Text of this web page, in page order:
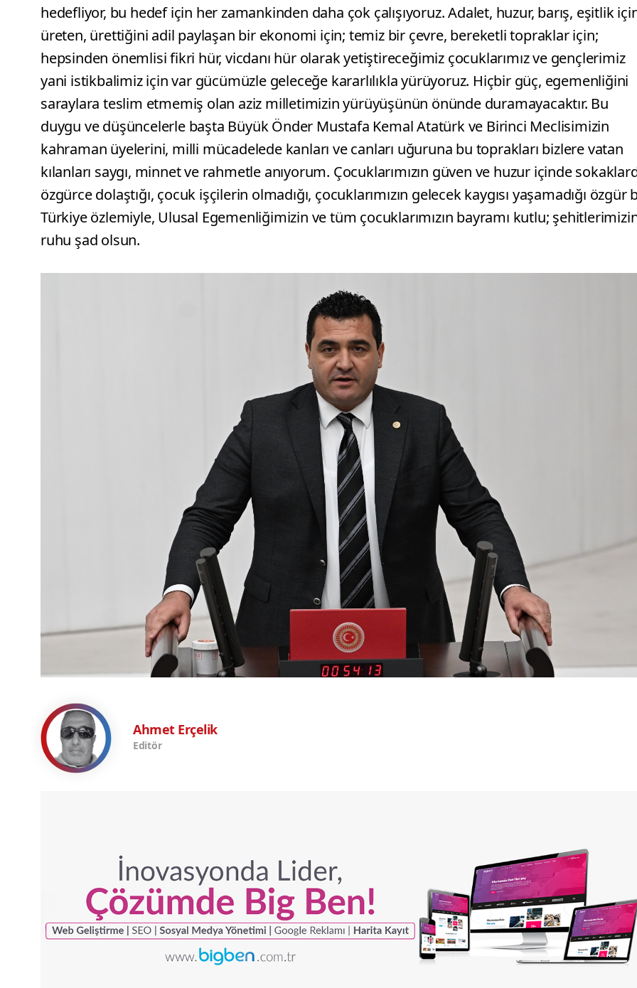
hedefliyor, bu hedef için her zamankinden daha çok çalışıyoruz. Adalet, huzur, barış, eşitlik
üreten, ürettiğini adil paylaşan bir ekonomi için; temiz bir çevre, bereketli topraklar için;
hepsinden önemlisi fikri hür, vicdanı hür olarak yetiştireceğimiz çocuklarımız ve gençlerimiz
yani istikbalimiz için var gücümüzle geleceğe kararlılıkla yürüyoruz. Hiçbir güç, egemenliğini
saraylara teslim etmemiş olan aziz milletimizin yürüyüşünün önünde duramayacaktır. Bu
duygu ve düşüncelerle başta Büyük Önder Mustafa Kemal Atatürk ve Birinci Meclisimizin
kahraman üyelerini, milli mücadelede kanları ve canları uğuruna bu toprakları bizlere vatan
kılanları saygı, minnet ve rahmetle anıyorum. Çocuklarımızın güven ve huzur içinde
özgürce dolaştığı, çocuk işçilerin olmadığı, çocuklarımızın gelecek kaygısı yaşamadığı özgür
Türkiye özlemiyle, Ulusal Egemenliğimizin ve tüm çocuklarımızın bayramı kutlu;
ruhu şad olsun.
Ahmet Erçelik
Editör